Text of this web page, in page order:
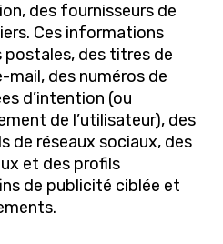
des fournisseurs de
Ces informations
postales, des titres de
mail, des numéros de
d’intention (ou
de l’utilisateur), des
de réseaux sociaux, des
et des profils
de publicité ciblée et